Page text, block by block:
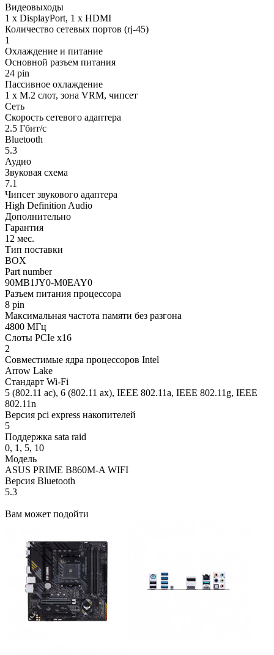
Видеовыходы
1 x DisplayPort, 1 x HDMI
Количество сетевых портов (rj-45)
1
Охлаждение и питание
Основной разъем питания
24 pin
Пассивное охлаждение
1 x M.2 слот, зона VRM, чипсет
Сеть
Скорость сетевого адаптера
2.5 Гбит/с
Bluetooth
5.3
Аудио
Звуковая схема
7.1
Чипсет звукового адаптера
High Definition Audio
Дополнительно
Гарантия
12 мес.
Тип поставки
BOX
Part number
90MB1JY0-M0EAY0
Разъем питания процессора
8 pin
Максимальная частота памяти без разгона
4800 МГц
Слоты PCIe x16
2
Совместимые ядра процессоров Intel
Arrow Lake
Стандарт Wi-Fi
5 (802.11 ac), 6 (802.11 ax), IEEE 802.11a, IEEE 802.11g, IEEE
802.11n
Версия pci express накопителей
5
Поддержка sata raid
0, 1, 5, 10
Модель
ASUS PRIME B860M-A WIFI
Версия Bluetooth
5.3
Вам может подойти